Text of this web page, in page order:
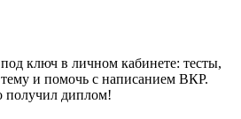
ключ в личном кабинете: тесты,
и помочь с написанием ВКР.
получил диплом!